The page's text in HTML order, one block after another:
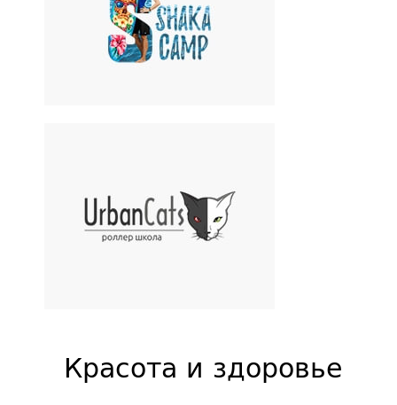
Surfing-лагерь на Бали и
Филиппинах
UrbanCats
Роллер школа в Санкт-
Петербурге и в г. Пушкин
Красота и здоровье